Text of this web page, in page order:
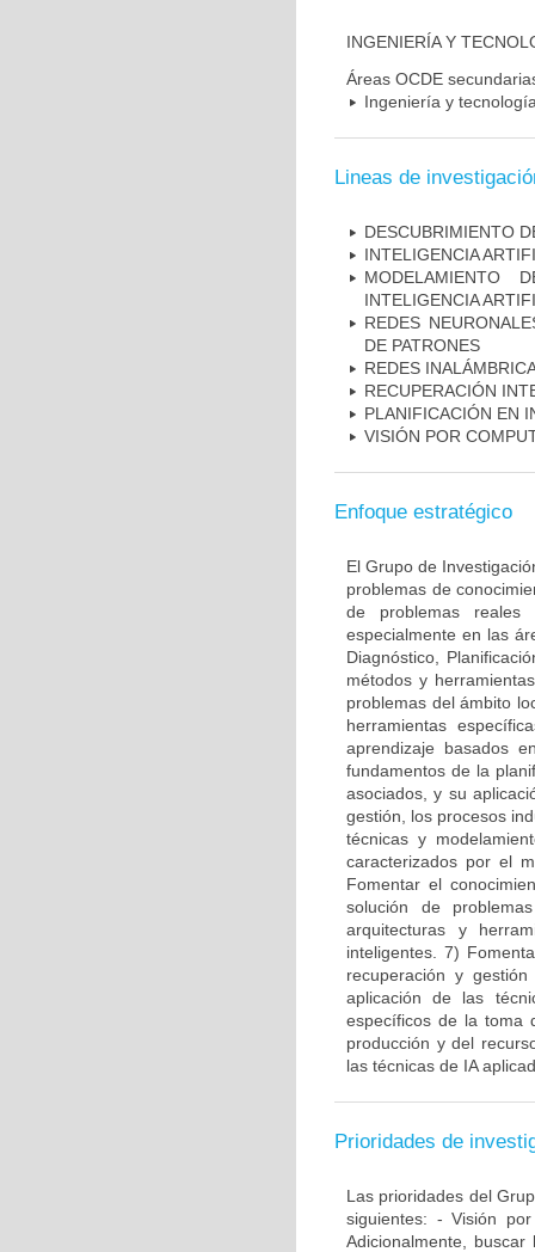
INGENIERÍA Y
Áreas OCDE
Ingeniería y
Lineas de
DESCUBRIMIENTO
INTELIGENCIA
MODELAMIENTO
INTELIGENCIA
REDES
DE PATRONES
REDES
RECUPERACIÓN
PLANIFICACIÓN EN
VISIÓN POR
Enfoque estratégico
El Grupo de
problemas de
de problemas reales
especialmente en las
Diagnóstico,
métodos y
problemas del ámbito
herramientas
aprendizaje basados
fundamentos de la
asociados, y su
gestión, los procesos
técnicas y
caracterizados por el
Fomentar el
solución de
arquitecturas y
inteligentes. 7)
recuperación y
aplicación de las
específicos de la toma
producción y del
las técnicas de IA
Prioridades de
Las prioridades del
siguientes: - Visión
Adicionalmente,